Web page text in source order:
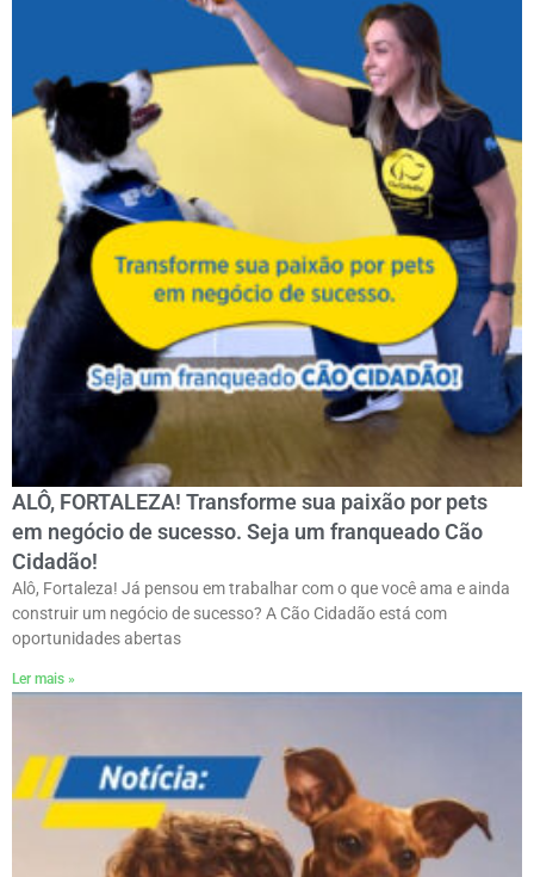
ALÔ, FORTALEZA! Transforme sua paixão por pets
em negócio de sucesso. Seja um franqueado Cão
Cidadão!
Alô, Fortaleza! Já pensou em trabalhar com o que você ama e ainda
construir um negócio de sucesso? A Cão Cidadão está com
oportunidades abertas
Ler mais »